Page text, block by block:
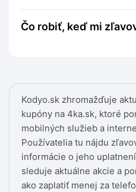
Kodyo.sk zhromažďuje
kupóny na 4ka.sk, ktoré
mobilných služieb a
Používatelia tu nájdu
informácie o jeho
sleduje aktuálne akcie a
ako zaplatiť menej za
Čo robiť, keď mi